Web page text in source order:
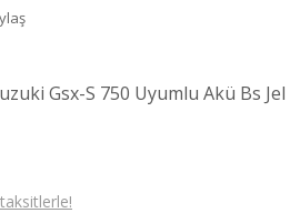
Gsx-S 750 Uyumlu Akü Bs Jel